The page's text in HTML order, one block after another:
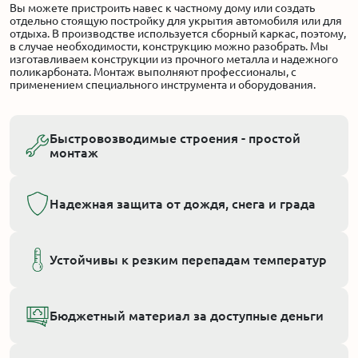
Вы можете пристроить навес к частному дому или создать
отдельно стоящую постройку для укрытия автомобиля или для
отдыха. В производстве используется сборный каркас, поэтому,
в случае необходимости, конструкцию можно разобрать. Мы
изготавливаем конструкции из прочного металла и надежного
поликарбоната. Монтаж выполняют профессионалы, с
применением специального инструмента и оборудования.
Быстровозводимые строения - простой
монтаж
Надежная защита от дождя, снега и града
Устойчивы к резким перепадам темпeратур
Бюджетный материал за доступные деньги